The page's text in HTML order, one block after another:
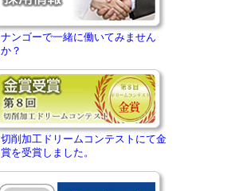
ナンゴーで一緒に働いてみません
か？
切削加工ドリームコンテストにて金
賞を受賞しました。